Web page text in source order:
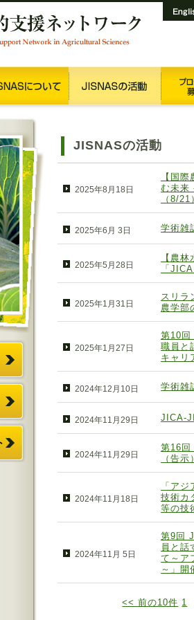
JISNASの活動
2025年8月18日
【国
む未来
（8/21
2025年6月 3日 学術雑
2025年5月28日
【農
「
2025年1月31日
スリラ
農学部
2025年1月27日
第10回
職員と
キャリ
2024年12月10日 学術雑
2024年11月29日 JICA-
2024年11月29日
第16回
（告示）
2024年11月18日
「ア
技術カ
等の技
2024年11月 5日
第9回
員と話
て～ア
～」開
<< 前の10件 1